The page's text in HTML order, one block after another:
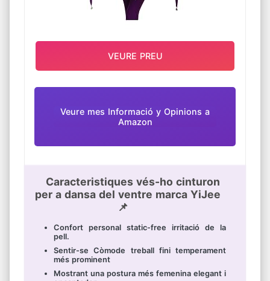
Veure mes Informació y Opinions a
Amazon
Caracteristiques vés-ho cinturon
per a dansa del ventre marca YiJee
📌
Confort personal static-free irritació de la
pell.
Sentir-se Còmode treball fini temperament
més prominent
Mostrant una postura més femenina elegant i
VEURE PREU